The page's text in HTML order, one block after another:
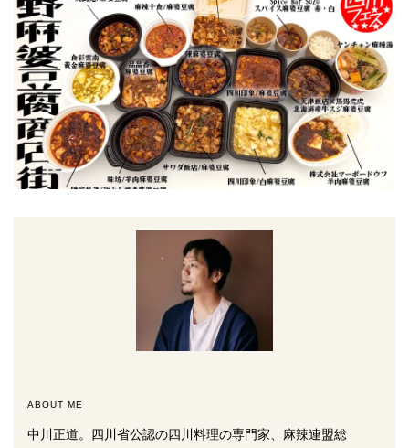
ABOUT ME
中川正道。四川省公認の四川料理の専門家、麻辣連盟総